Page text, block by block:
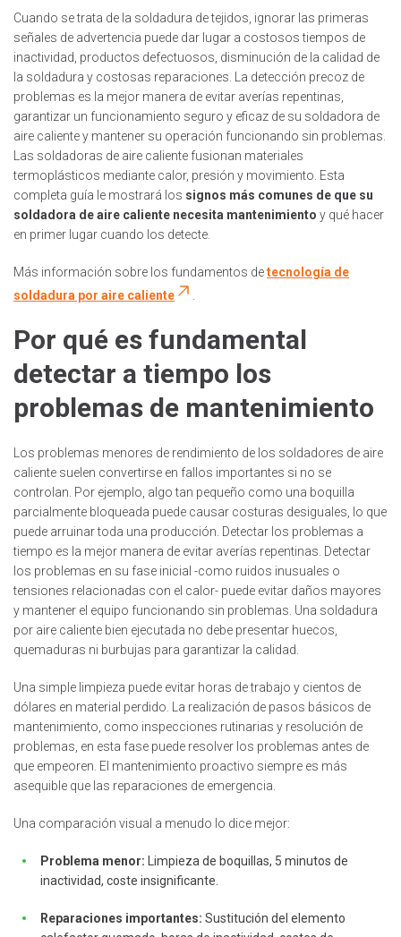
Cuando se trata de la soldadura de tejidos, ignorar las primeras
señales de advertencia puede dar lugar a costosos tiempos de
inactividad, productos defectuosos, disminución de la calidad de
la soldadura y costosas reparaciones. La detección precoz de
problemas es la mejor manera de evitar averías repentinas,
garantizar un funcionamiento seguro y eficaz de su soldadora de
aire caliente y mantener su operación funcionando sin problemas.
Las soldadoras de aire caliente fusionan materiales
termoplásticos mediante calor, presión y movimiento. Esta
completa guía le mostrará los signos más comunes de que su
soldadora de aire caliente necesita mantenimiento y qué hacer
en primer lugar cuando los detecte.
Más información sobre los fundamentos detecnología de
soldadura por aire caliente
Por qué es fundamental
detectar a tiempo los
problemas de mantenimiento
Los problemas menores de rendimiento de los soldadores de aire
caliente suelen convertirse en fallos importantes si no se
controlan. Por ejemplo, algo tan pequeño como una boquilla
parcialmente bloqueada puede causar costuras desiguales, lo que
puede arruinar toda una producción. Detectar los problemas a
tiempo es la mejor manera de evitar averías repentinas. Detectar
los problemas en su fase inicial -como ruidos inusuales o
tensiones relacionadas con el calor- puede evitar daños mayores
y mantener el equipo funcionando sin problemas. Una soldadura
por aire caliente bien ejecutada no debe presentar huecos,
quemaduras ni burbujas para garantizar la calidad.
Una simple limpieza puede evitar horas de trabajo y cientos de
dólares en material perdido. La realización de pasos básicos de
mantenimiento, como inspecciones rutinarias y resolución de
problemas, en esta fase puede resolver los problemas antes de
que empeoren. El mantenimiento proactivo siempre es más
asequible que las reparaciones de emergencia.
Una comparación visual a menudo lo dice mejor:
Problema menor: Limpieza de boquillas, 5 minutos de
inactividad, coste insignificante.
Reparaciones importantes: Sustitución del elemento